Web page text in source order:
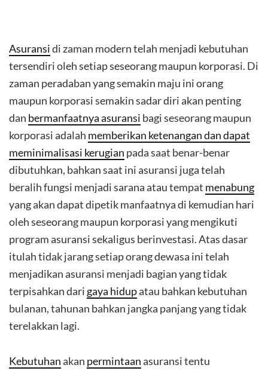
Asuransidi zaman modern telah menjadi kebutuhan
tersendiri oleh setiap seseorang maupun korporasi. Di
zaman peradaban yang semakin maju ini orang
maupun korporasi semakin sadar diri akan penting
dan bermanfaatnya asuransi bagi seseorang maupun
korporasi adalah memberikan ketenangan dan dapat
meminimalisasi kerugian pada saat benar-benar
dibutuhkan, bahkan saat ini asuransi juga telah
beralih fungsi menjadi sarana atau tempat menabung
yang akan dapat dipetik manfaatnya di kemudian hari
oleh seseorang maupun korporasi yang mengikuti
program asuransi sekaligus berinvestasi. Atas dasar
itulah tidak jarang setiap orang dewasa ini telah
menjadikan asuransi menjadi bagian yang tidak
terpisahkan dari gaya hidupatau bahkan kebutuhan
bulanan, tahunan bahkan jangka panjang yang tidak
terelakkan lagi.
Kebutuhanakan permintaanasuransi tentu